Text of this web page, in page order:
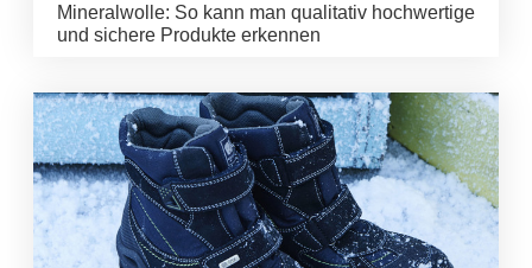
Mineralwolle: So kann man qualitativ hochwertige
und sichere Produkte erkennen